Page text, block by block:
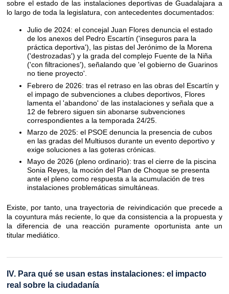
sobre el estado de las instalaciones deportivas de Guadalajara a
lo largo de toda la legislatura, con antecedentes documentados:
Julio de 2024: el concejal Juan Flores denuncia el estado
de los anexos del Pedro Escartín ('inseguros para la
práctica deportiva'), las pistas del Jerónimo de la Morena
('destrozadas') y la grada del complejo Fuente de la Niña
('con filtraciones'), señalando que 'el gobierno de Guarinos
no tiene proyecto'.
Febrero de 2026: tras el retraso en las obras del Escartín y
el impago de subvenciones a clubes deportivos, Flores
lamenta el 'abandono' de las instalaciones y señala que a
12 de febrero siguen sin abonarse subvenciones
correspondientes a la temporada 24/25.
Marzo de 2025: el PSOE denuncia la presencia de cubos
en las gradas del Multiusos durante un evento deportivo y
exige soluciones a las goteras crónicas.
Mayo de 2026 (pleno ordinario): tras el cierre de la piscina
Sonia Reyes, la moción del Plan de Choque se presenta
ante el pleno como respuesta a la acumulación de tres
instalaciones problemáticas simultáneas.
Existe, por tanto, una trayectoria de reivindicación que precede a
la coyuntura más reciente, lo que da consistencia a la propuesta y
la diferencia de una reacción puramente oportunista ante un
titular mediático.
IV. Para qué se usan estas instalaciones: el impacto
real sobre la ciudadanía